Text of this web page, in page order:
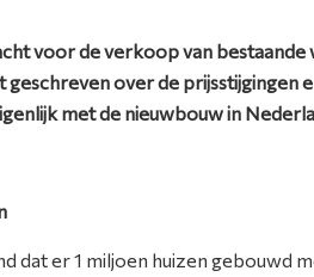
voor de verkoop van
over de prijsstijgingen
met de nieuwbouw in
dat er 1 miljoen huizen gebouwd